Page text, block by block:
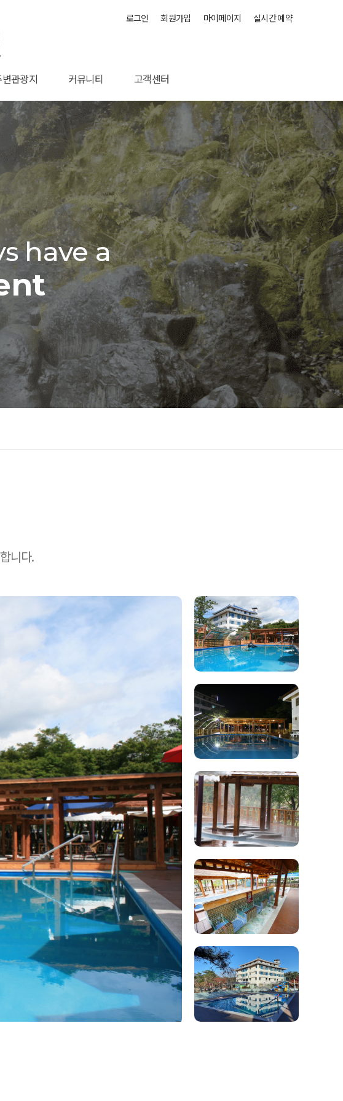
로그인 회원가입 마이페이지 실시간 예약
관광지
먹거리
관광지
사안내
커뮤니티
포토앨범
고객센터
오시는 길
공지사항
문의하기
have a
니다.